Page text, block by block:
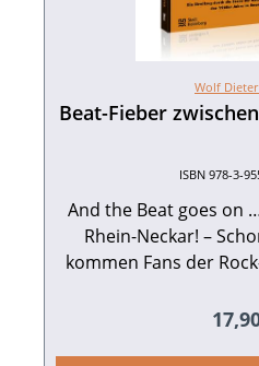
Wolf
Beat-Fieber
ISBN 978-3-
And the Beat goes on
Rhein-Neckar! –
kommen Fans der
deswegen, weil sich